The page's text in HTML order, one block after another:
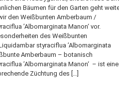
Bäumen für den Garten geht
den Weißbunten Amberbaum /
’Albomarginata Manon‘ vor.
des Weißbunten
styraciflua ’Albomarginata
Amberbaum – botanisch
’Albomarginata Manon‘ – ist eine
Züchtung des […]